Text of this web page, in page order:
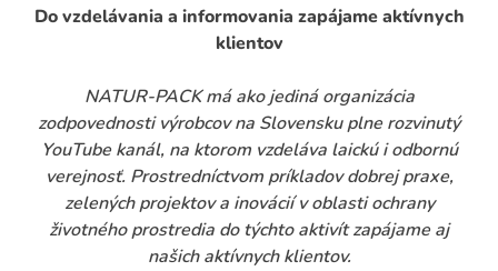
Do vzdelávania a informovania zapájame aktívnych
klientov
NATUR-PACK má ako jediná organizácia
zodpovednosti výrobcov na Slovensku plne rozvinutý
YouTube kanál, na ktorom vzdeláva laickú i odbornú
verejnosť. Prostredníctvom príkladov dobrej praxe,
zelených projektov a inovácií v oblasti ochrany
životného prostredia do týchto aktivít zapájame aj
našich aktívnych klientov.